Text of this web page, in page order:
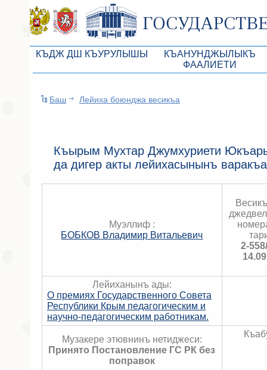
КЪДЖ ДШ КЪУРУЛЫШЫ
КъМДж ЮР Президиумы
КъМДж ЮР депутатлар фракциялары
КъМДж ЮР аппараты
Управление делами ГС РК
КЪАНУНДЖЫЛЫКЪ
ФААЛИЕТИ
Бюджет Республики
Независимая
Информация
Схема
Статистика
Баш Лейиха боюнджа весикъа
Къырым Мухтар Джумхуриети
да дигер акты лейихасынынъ
Муэллиф :
БОБКОВ Владимир Витальевич
2-
Лейиханынъ ады:
О премиях Государственного Совета
Республики Крым педагогическим и
научно-педагогическим работникам.
Музакере этювнинъ нетиджеси:
Принято Постановление ГС РК без
поправок